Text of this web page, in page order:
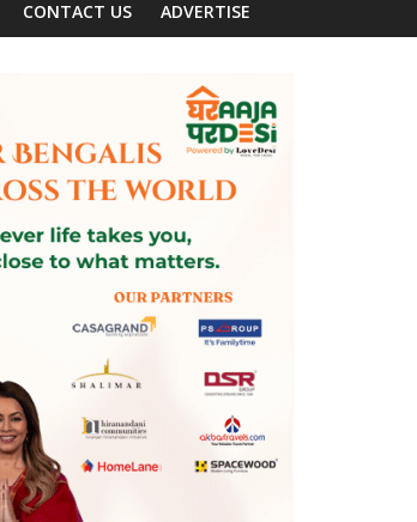
CONTACT US ADVERTISE